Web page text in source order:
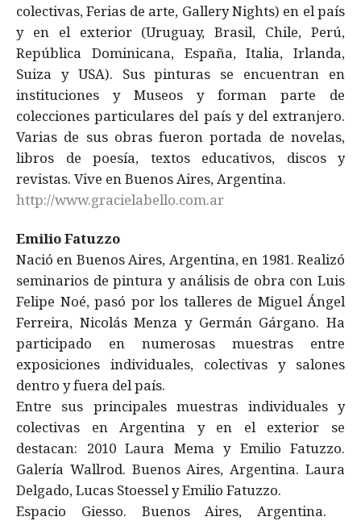
colectivas, Ferias de arte, Gallery Nights) en el país
y en el exterior (Uruguay, Brasil, Chile, Perú,
República Dominicana, España, Italia, Irlanda,
Suiza y USA). Sus pinturas se encuentran en
instituciones y Museos y forman parte de
colecciones particulares del país y del extranjero.
Varias de sus obras fueron portada de novelas,
libros de poesía, textos educativos, discos y
revistas. Vive en Buenos Aires, Argentina.
http://www.gracielabello.com.ar
Emilio Fatuzzo
Nació en Buenos Aires, Argentina, en 1981. Realizó
seminarios de pintura y análisis de obra con Luis
Felipe Noé, pasó por los talleres de Miguel Ángel
Ferreira, Nicolás Menza y Germán Gárgano. Ha
participado en numerosas muestras entre
exposiciones individuales, colectivas y salones
dentro y fuera del país.
Entre sus principales muestras individuales y
colectivas en Argentina y en el exterior se
destacan: 2010 Laura Mema y Emilio Fatuzzo.
Galería Wallrod. Buenos Aires, Argentina. Laura
Delgado, Lucas Stoessel y Emilio Fatuzzo.
Espacio Giesso. Buenos Aires, Argentina.